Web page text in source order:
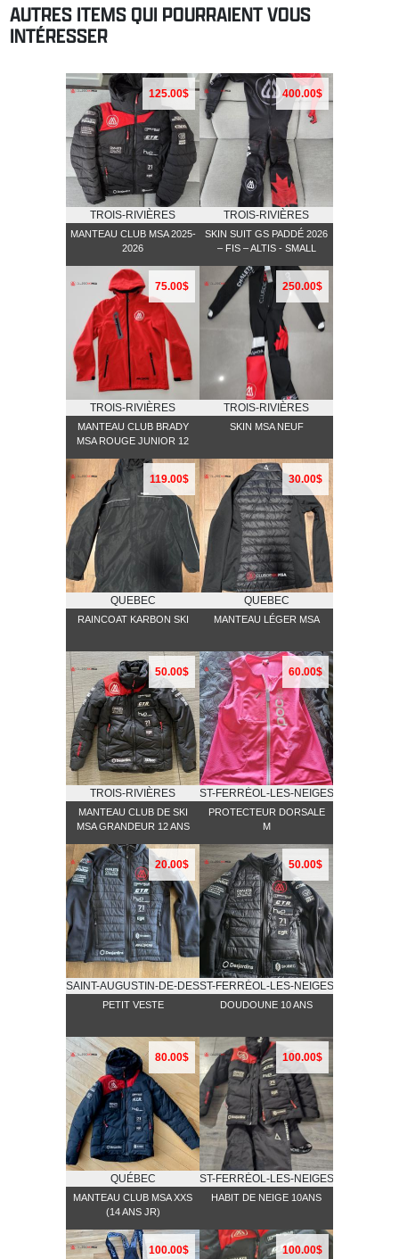
AUTRES ITEMS QUI POURRAIENT VOUS
INTÉRESSER
125.00$
TROIS-RIVIÈRES
MANTEAU CLUB MSA 2025-
2026
400.00$
TROIS-RIVIÈRES
SKIN SUIT GS PADDÉ 2026
– FIS – ALTIS - SMALL
75.00$
TROIS-RIVIÈRES
MANTEAU CLUB BRADY
MSA ROUGE JUNIOR 12
250.00$
TROIS-RIVIÈRES
SKIN MSA NEUF
119.00$
QUEBEC
RAINCOAT KARBON SKI
30.00$
QUEBEC
MANTEAU LÉGER MSA
50.00$
TROIS-RIVIÈRES
MANTEAU CLUB DE SKI
MSA GRANDEUR 12 ANS
60.00$
ST-FERRĖOL-LES-NEIGES
PROTECTEUR DORSALE
M
20.00$
SAINT-AUGUSTIN-DE-DESMAURES
PETIT VESTE
50.00$
ST-FERRĖOL-LES-NEIGES
DOUDOUNE 10 ANS
80.00$
QUÉBEC
MANTEAU CLUB MSA XXS
(14 ANS JR)
100.00$
ST-FERRĖOL-LES-NEIGES
HABIT DE NEIGE 10ANS
100.00$ 100.00$